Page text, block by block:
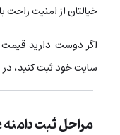
خیالتان از امنیت راحت
سایت خود ثبت کنید،
مراحل ثبت دامنه store. در لیموهاست